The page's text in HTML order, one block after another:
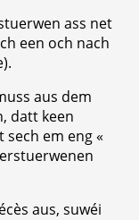
ass net
een och nach
aus dem
datt keen
sech em eng «
aus, suwéi